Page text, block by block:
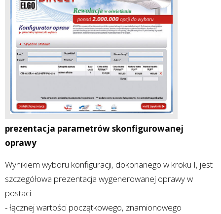
prezentacja parametrów skonfigurowanej
oprawy
Wynikiem wyboru konfiguracji, dokonanego w kroku I, jest
szczegółowa prezentacja wygenerowanej oprawy w
postaci:
- łącznej wartości początkowego, znamionowego